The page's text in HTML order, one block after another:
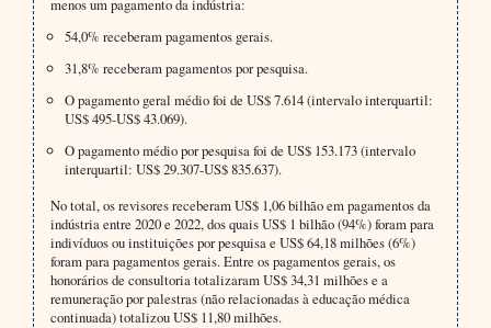
menos um pagamento da indústria:
54,0% receberam pagamentos gerais.
31,8% receberam pagamentos por pesquisa.
O pagamento geral médio foi de US$ 7.614 (intervalo interquartil:
US$ 495-US$ 43.069).
O pagamento médio por pesquisa foi de US$ 153.173 (intervalo
interquartil: US$ 29.307-US$ 835.637).
No total, os revisores receberam US$ 1,06 bilhão em pagamentos da
indústria entre 2020 e 2022, dos quais US$ 1 bilhão (94%) foram para
indivíduos ou instituições por pesquisa e US$ 64,18 milhões (6%)
foram para pagamentos gerais. Entre os pagamentos gerais, os
honorários de consultoria totalizaram US$ 34,31 milhões e a
remuneração por palestras (não relacionadas à educação médica
continuada) totalizou US$ 11,80 milhões.